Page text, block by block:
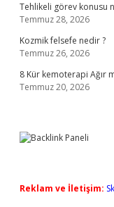
Tehlikeli görev konusu
Temmuz 28, 2026
Kozmik felsefe nedir ?
Temmuz 26, 2026
8 Kür kemoterapi Ağır
Temmuz 20, 2026
Reklam ve İletişim: